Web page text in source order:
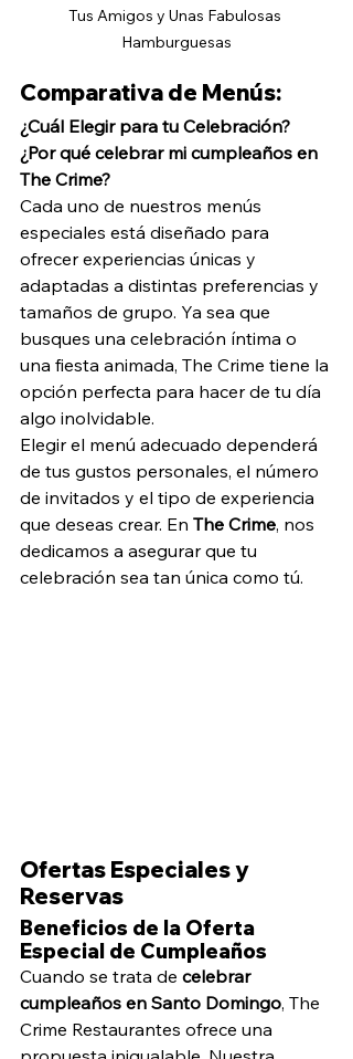
Tus Amigos y Unas Fabulosas
Hamburguesas
Comparativa de Menús:
¿Cuál Elegir para tu Celebración?
¿Por qué celebrar mi cumpleaños en
The Crime?
Cada uno de nuestros menús
especiales está diseñado para
ofrecer experiencias únicas y
adaptadas a distintas preferencias y
tamaños de grupo. Ya sea que
busques una celebración íntima o
una fiesta animada, The Crime tiene la
opción perfecta para hacer de tu día
algo inolvidable.
Elegir el menú adecuado dependerá
de tus gustos personales, el número
de invitados y el tipo de experiencia
que deseas crear. En The Crime, nos
dedicamos a asegurar que tu
celebración sea tan única como tú.
Ofertas Especiales y
Reservas
Beneficios de la Oferta
Especial de Cumpleaños
Cuando se trata de celebrar
cumpleaños en Santo Domingo, The
Crime Restaurantes ofrece una